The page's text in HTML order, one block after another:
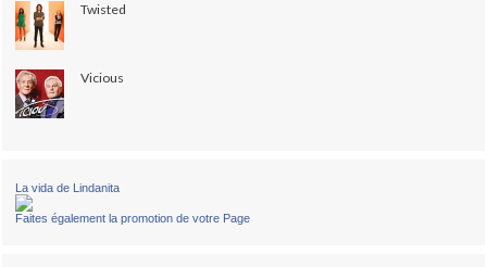
Twisted
Vicious
La vida de Lindanita
Faites également la promotion de votre Page